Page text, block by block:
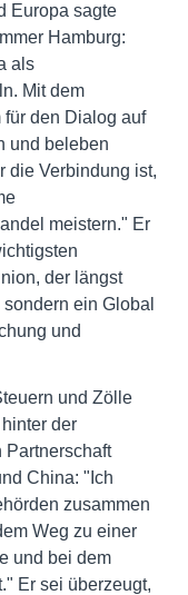
Europa sagte
Hamburg:
als
Mit dem
für den Dialog auf
und beleben
die Verbindung ist,
meistern." Er
der längst
ein Global
und
und Zölle
der
Partnerschaft
China: "Ich
zusammen
Weg zu einer
und bei dem
Er sei überzeugt,